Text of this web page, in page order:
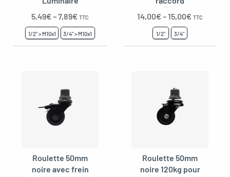
5,49€–7,89€ TTC
1/2" > M10x1 3/4" > M10x1
14,00€–15,00€ TTC
1/2" 3/4"
Roulette 50mm
noire avec frein
Roulette 50mm
noire 120kg pour